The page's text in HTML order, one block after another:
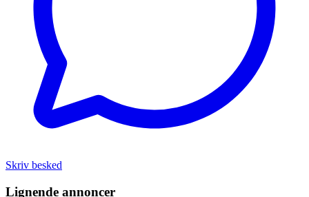
Skriv besked
Lignende annoncer